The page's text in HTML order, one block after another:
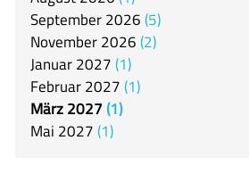
Mensa
Unsere
Kontakt
September2026 5
November2026 2
Januar2027 1
Februar2027 1
März2027 1
Mai 2027 1